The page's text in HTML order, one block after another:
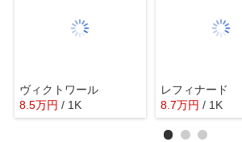
ヴィクトワール
8.5万円 / 1K
レフィナード
8.7万円 / 1K